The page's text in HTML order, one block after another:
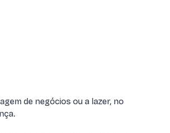
de negócios ou a lazer, no